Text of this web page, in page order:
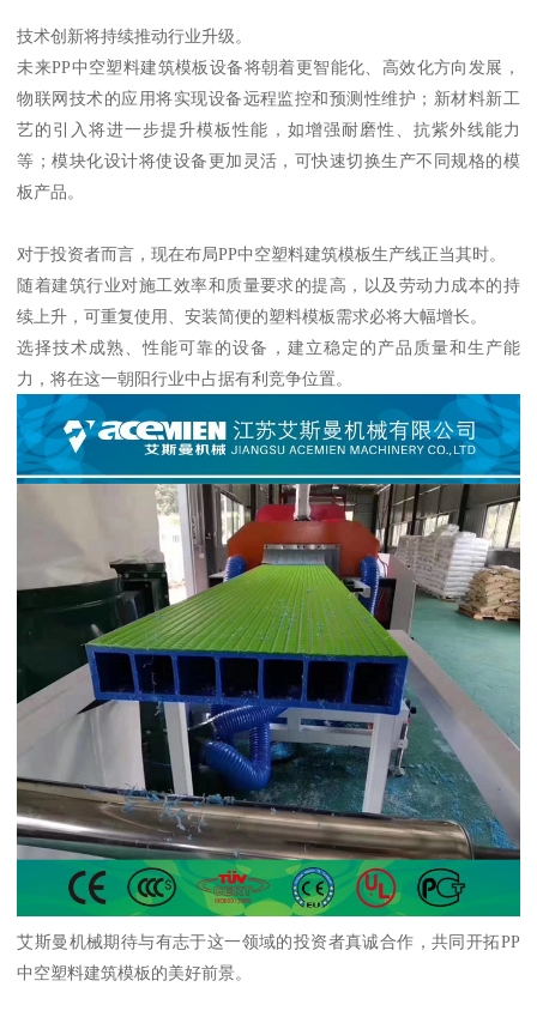
技术创新将持续推动行业升级。
未来PP中空塑料建筑模板设备将朝着更智能化、高效化方向发展，
物联网技术的应用将实现设备远程监控和预测性维护；新材料新工
艺的引入将进一步提升模板性能，如增强耐磨性、抗紫外线能力
等；模块化设计将使设备更加灵活，可快速切换生产不同规格的模
板产品。
对于投资者而言，现在布局PP中空塑料建筑模板生产线正当其时。
随着建筑行业对施工效率和质量要求的提高，以及劳动力成本的持
续上升，可重复使用、安装简便的塑料模板需求必将大幅增长。
选择技术成熟、性能可靠的设备，建立稳定的产品质量和生产能
力，将在这一朝阳行业中占据有利竞争位置。
艾斯曼机械期待与有志于这一领域的投资者真诚合作，共同开拓PP
中空塑料建筑模板的美好前景。